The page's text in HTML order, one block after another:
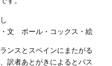
文 ポール・コックス・絵
ンスとスペインにまたがる
訳者あとがきによるとバス